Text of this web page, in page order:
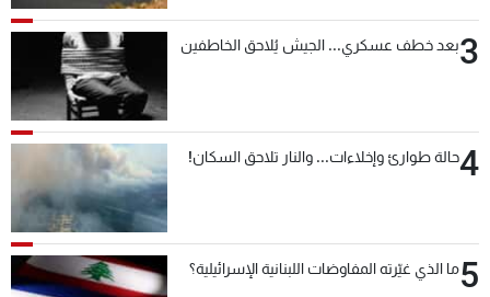
3بعد خطف عسكري... الجيش يُلاحق الخاطفين
4حالة طوارئ وإخلاءات... والنار تلاحق السكان!
5ما الذي غيّرته المفاوضات اللبنانية الإسرائيلية؟